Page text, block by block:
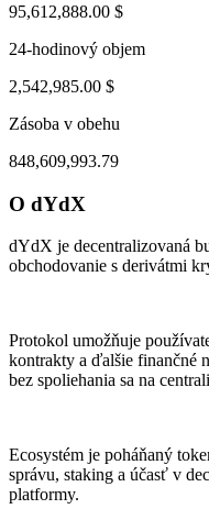
30, 12:19 AM
95,612,888.00 $
24-hodinový objem
2,542,985.00 $
Zásoba v obehu
848,609,993.79
O dYdX
dYdX je decentralizovaná
obchodovanie s derivátmi
Protokol umožňuje
kontrakty a ďalšie finančné
bez spoliehania sa na
Ecosystém je poháňaný
správu, staking a účasť v
platformy.